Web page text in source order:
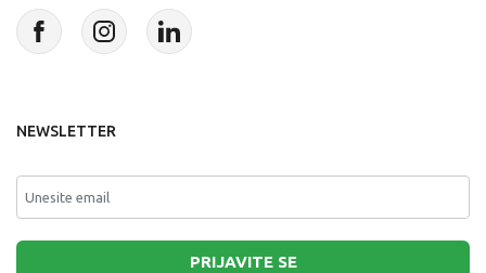
NEWSLETTER
PRIJAVITE SE